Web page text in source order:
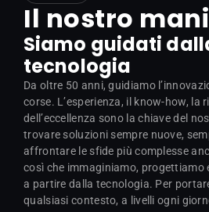
Il nostro
Siamo guidati
tecnologia
Da oltre 50 anni, guidiamo
corse. L’esperienza, il know-how, la
dell’eccellenza sono la chiave del
trovare soluzioni sempre nuove,
affrontare le sfide più complesse
così che immaginiamo, progettiamo
a partire dalla tecnologia. Per
qualsiasi contesto, a livelli ogni